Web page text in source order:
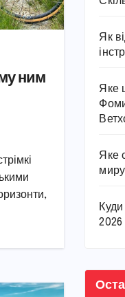
ним
Як
Яке
Яке
2026